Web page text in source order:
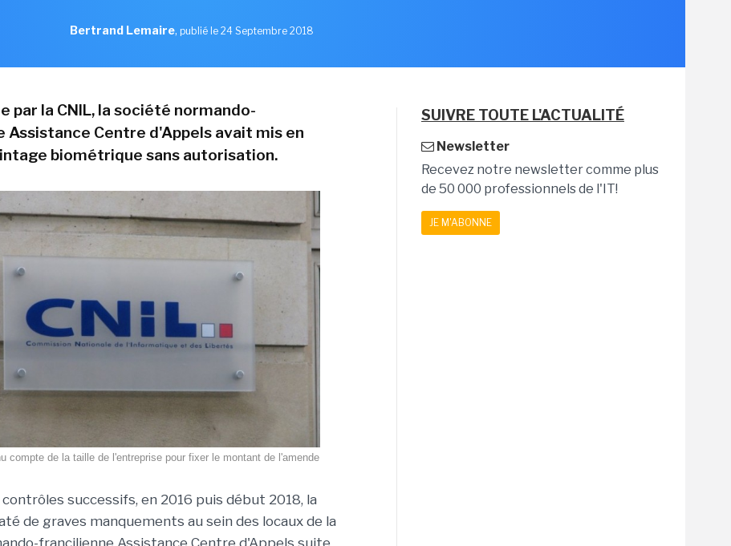
Bertrand Lemaire, publié le 24 Septembre 2018
par la CNIL, la société normando-
Assistance Centre d'Appels avait mis en
biométrique sans autorisation.
compte de la taille de l'entreprise pour fixer le montant de l'amende
successifs, en 2016 puis début 2018, la
de graves manquements au sein des locaux de la
francilienne Assistance Centre d'Appels suite
SUIVRE TOUTE L'ACTUALITÉ
Newsletter
Recevez notre newsletter comme plus
de 50 000 professionnels de l'IT!
JE M'ABONNE